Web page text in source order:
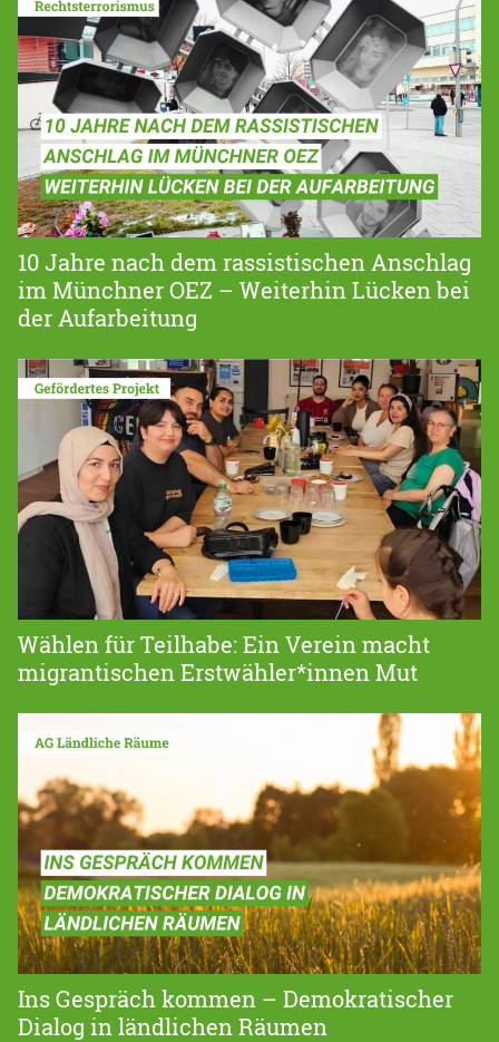
10 Jahre nach dem rassistischen Anschlag
im Münchner OEZ – Weiterhin Lücken bei
der Aufarbeitung
Wählen für Teilhabe: Ein Verein macht
migrantischen Erstwähler*innen Mut
Ins Gespräch kommen – Demokratischer
Dialog in ländlichen Räumen